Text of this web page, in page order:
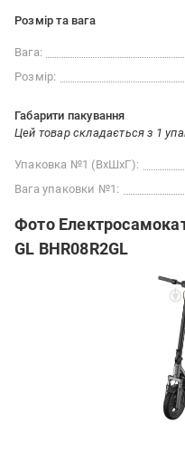
Розмір та вага
Вага:
Розмір:
Габарити пакування
Цей товар складається з 1
Упаковка №1 (ВхШхГ):
Вага упаковки №1:
Фото
GL BHR08R2GL